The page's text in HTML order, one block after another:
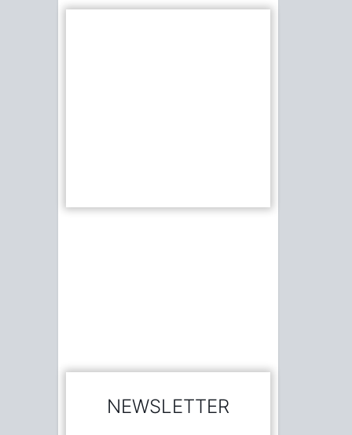
NEWSLETTER